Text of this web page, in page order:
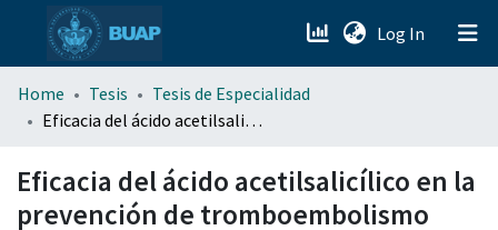
Log In (current)
menu.section.about_menu
Home Tesis
Tesis de Especialidad
Eficacia del ácido acetilsalicílico en la prevención de tromboembolismo venoso, en pacientes sometidos a reemplazo articular total de cadera y rodilla en el Hospital Regional ISSSTE Puebla, de abril 2022 a diciembre de 2023
Eficacia del ácido acetilsalicílico en la
prevención de tromboembolismo